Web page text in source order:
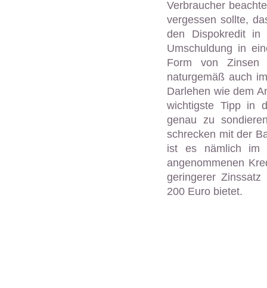
Verbraucher
vergessen sollte,
den Dispokredit in
Umschuldung in
Form von Zinsen
naturgemäß auch
Darlehen wie dem
wichtigste Tipp in
genau zu
schrecken mit der
ist es nämlich im
angenommenen
geringerer
200 Euro bietet.